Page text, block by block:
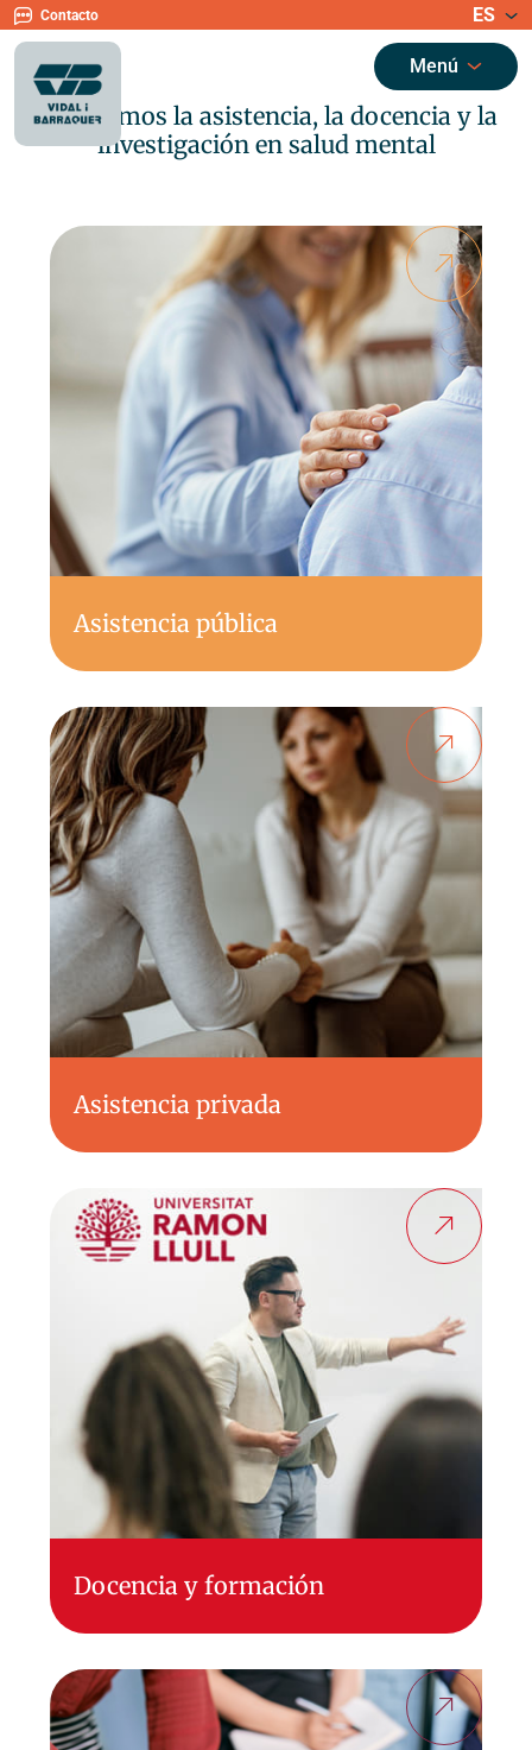
Contacto ES
Menú
Integramos la asistencia, la docencia y la
investigación en salud mental
Asistencia pública
Asistencia privada
Docencia y formación